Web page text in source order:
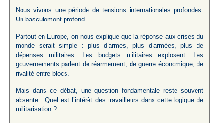
Nous vivons une période de tensions internationales profondes.
Un basculement profond.
Partout en Europe, on nous explique que la réponse aux crises du
monde serait simple : plus d’armes, plus d’armées, plus de
dépenses militaires. Les budgets militaires explosent. Les
gouvernements parlent de réarmement, de guerre économique, de
rivalité entre blocs.
Mais dans ce débat, une question fondamentale reste souvent
absente : Quel est l’intérêt des travailleurs dans cette logique de
militarisation ?